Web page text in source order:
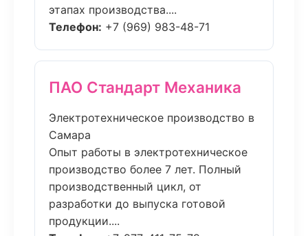
этапах производства....
Телефон: +7 (969) 983-48-71
ПАО Стандарт Механика
Электротехническое производство в
Самара
Опыт работы в электротехническое
производство более 7 лет. Полный
производственный цикл, от
разработки до выпуска готовой
продукции....